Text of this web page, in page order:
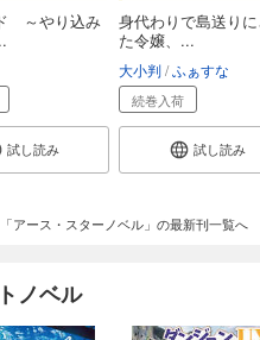
～やり込み
試し読み
身代わりで島送り
た令嬢、...
大小判 ふぁすな
続巻入荷
試し読み
「アース・スターノベル」の最新刊一覧へ
ノベル